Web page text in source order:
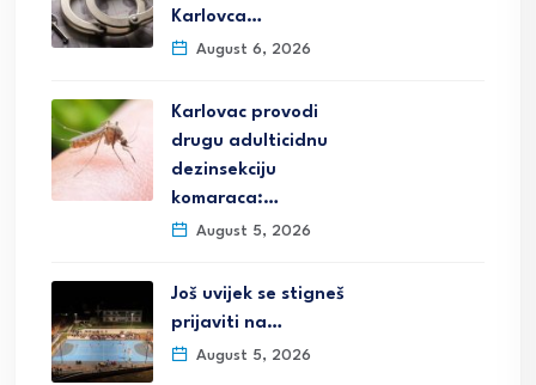
Karlovca…
August 6, 2026
Karlovac provodi
drugu adulticidnu
dezinsekciju
komaraca:…
August 5, 2026
Još uvijek se stigneš
prijaviti na…
August 5, 2026